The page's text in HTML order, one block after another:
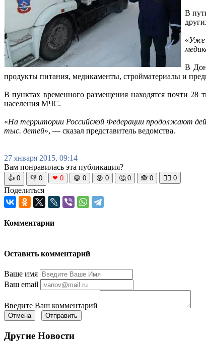
В
«Уже
В
продукты питания, медикаменты, стройматериалы и
В пунктах временного размещения находятся почти
населения МЧС.
«На территории Российской Федерации продолжают
тыс. детей», — сказал представитель ведомства.
27 января 2015, 09:14
Вам понравилась эта публикация?
👍 0 👎 0 ❤ 0 😆 0 😡 0 🤔 0 🙈 0 🧘‍♀️ 0
Поделиться
Комментарии
Оставить комментарий
Ваше имя
Ваш email
Введите Ваш комментарий
Отмена Отправить
Другие Новости